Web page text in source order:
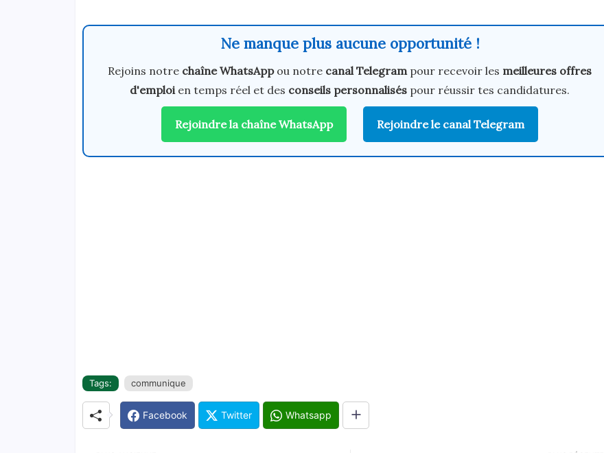
Ne manque plus aucune opportunité !
Rejoins notre chaîne WhatsAppou notre canal Telegrampour recevoir les meilleures offres
d'emploien temps réel et des conseils personnalisés pour réussir tes candidatures.
Rejoindre la chaîne WhatsApp Rejoindre le canal Telegram
Tags: communique
Facebook Twitter Whatsapp